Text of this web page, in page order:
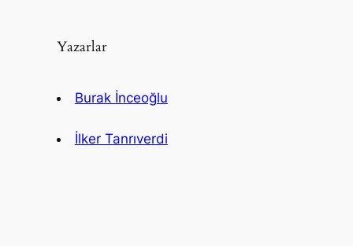
Yazarlar
Burak İnceoğlu
İlker Tanrıverdi